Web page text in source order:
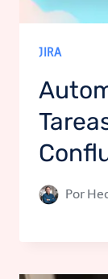
JIRA
Por